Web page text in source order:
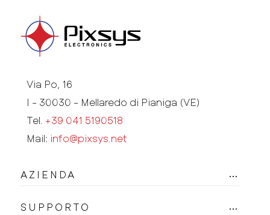
operating system. It is an
ideal complement to
HTML 5 page display;
specifically it is conceived
as an optimal interface for
Pixsys PLC series PL600
and PL700...
Via Po, 16
I - 30030 - Mellaredo di Pianiga (VE)
Tel. +39 041 5190518
Mail: info@pixsys.net
AZIENDA
SUPPORTO